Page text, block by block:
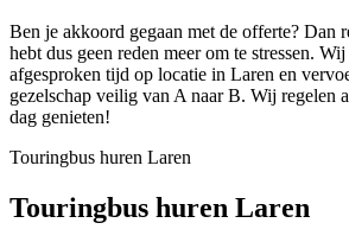
Ben je akkoord gegaan met de offerte? Dan
hebt dus geen reden meer om te stressen.
afgesproken tijd op locatie in Laren en
gezelschap veilig van A naar B. Wij regelen
dag genieten!
Touringbus huren Laren
Touringbus huren Laren